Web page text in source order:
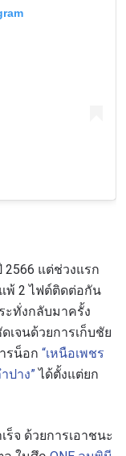
2566 แต่ช่วงแรก
พ้ 2 ไฟต์ติดต่อกัน
ะทั่งกลับมาครั้ง
เจนด้วยการเก็บชัย
รน็อก “เหนือเพชร
ปาง”ได้ตั้งแต่ยก
จ ด้วยการเอาชนะ